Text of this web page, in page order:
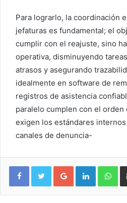
Para lograrlo, la coordinación
jefaturas es fundamental; el
cumplir con el reajuste, sino
operativa, disminuyendo
atrasos y asegurando
idealmente en software de
registros de asistencia
paralelo cumplen con el
exigen los estándares
canales de denuncia-
Google+ LinkedIn WhatsApp